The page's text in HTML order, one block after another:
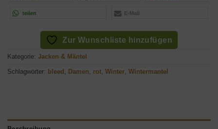
teilen E-Mail
Zur Wunschliste hinzufügen
Kategorie: Jacken & Mäntel
Schlagwörter: bleed , Damen, rot, Winter, Wintermantel